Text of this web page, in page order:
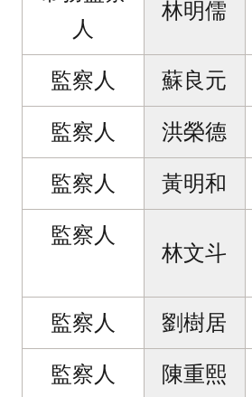
人
林明儒
監察人 蘇良元
監察人 洪榮德
監察人 黃明和
監察人
林文斗
監察人 劉樹居
監察人 陳重熙